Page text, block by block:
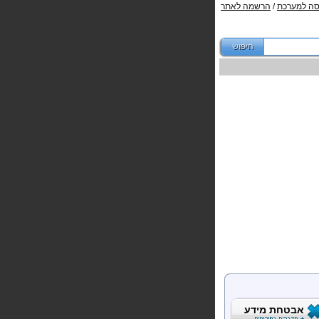
למערכת/ הרשמה לאתר
אבטחת מידע